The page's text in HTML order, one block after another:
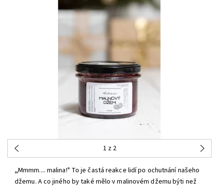
1 z 2
„Mmmm.... malina!" To je častá reakce lidí po ochutnání našeho
džemu. A co jiného by také mělo v malinovém džemu býti než